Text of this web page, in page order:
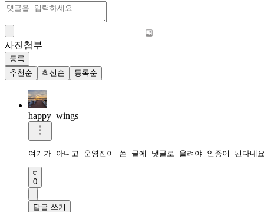
사진첨부
등록
추천순
최신순 등록순
happy_wings
여기가 아니고 운영진이 쓴 글에 댓글로 올려야 인증이 된다네
0
답글 쓰기